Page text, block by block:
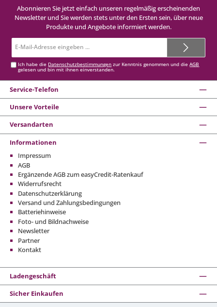
Abonnieren Sie jetzt einfach unseren regelmäßig erscheinenden
Newsletter und Sie werden stets unter den Ersten sein, über neue
Produkte und Angebote informiert werden.
Mail-
Ich habe die Datenschutzbestimmungen zur Kenntnis genommen und dieAGB
gelesen und bin mit ihnen einverstanden.
Service-Telefon
Unsere Vorteile
Versandarten
Informationen
Impressum
AGB
Ergänzende AGB zum easyCredit-Ratenkauf
Widerrufsrecht
Datenschutzerklärung
Versand und Zahlungsbedingungen
Batteriehinweise
Foto- und Bildnachweise
Newsletter
Partner
Kontakt
Ladengeschäft
Sicher Einkaufen